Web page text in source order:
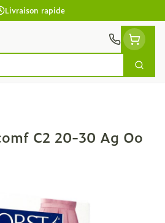
Livraison rapide
C2 20-30 Ag Oo